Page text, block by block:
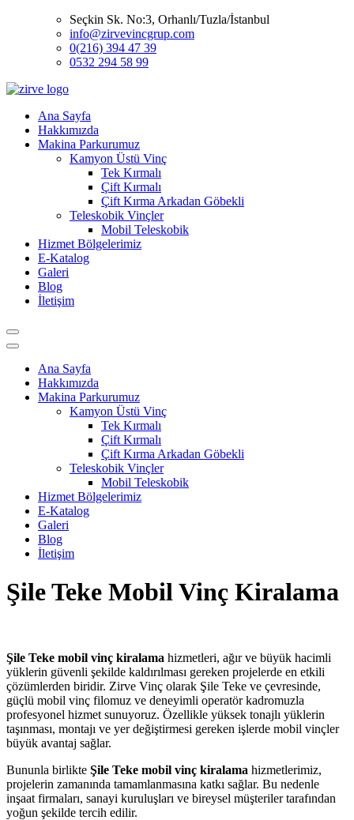
Seçkin Sk. No:3, Orhanlı/Tuzla/İstanbul
info@zirvevincgrup.com
0(216) 394 47 39
0532 294 58 99
Ana Sayfa
Hakkımızda
Makina Parkurumuz
Kamyon Üstü Vinç
Tek Kırmalı
Çift Kırmalı
Çift Kırma Arkadan Göbekli
Teleskobik Vinçler
Mobil Teleskobik
Hizmet Bölgelerimiz
E-Katalog
Galeri
Blog
İletişim
Ana Sayfa
Hakkımızda
Makina Parkurumuz
Kamyon Üstü Vinç
Tek Kırmalı
Çift Kırmalı
Çift Kırma Arkadan Göbekli
Teleskobik Vinçler
Mobil Teleskobik
Hizmet Bölgelerimiz
E-Katalog
Galeri
Blog
İletişim
Şile Teke Mobil Vinç Kiralama
Şile Teke mobil vinç kiralama hizmetleri, ağır ve büyük hacimli
yüklerin güvenli şekilde kaldırılması gereken projelerde en etkili
çözümlerden biridir. Zirve Vinç olarak Şile Teke ve çevresinde,
güçlü mobil vinç filomuz ve deneyimli operatör kadromuzla
profesyonel hizmet sunuyoruz. Özellikle yüksek tonajlı yüklerin
taşınması, montajı ve yer değiştirmesi gereken işlerde mobil vinçler
büyük avantaj sağlar.
Bununla birlikte Şile Teke mobil vinç kiralama hizmetlerimiz,
projelerin zamanında tamamlanmasına katkı sağlar. Bu nedenle
inşaat firmaları, sanayi kuruluşları ve bireysel müşteriler tarafından
yoğun şekilde tercih edilir.